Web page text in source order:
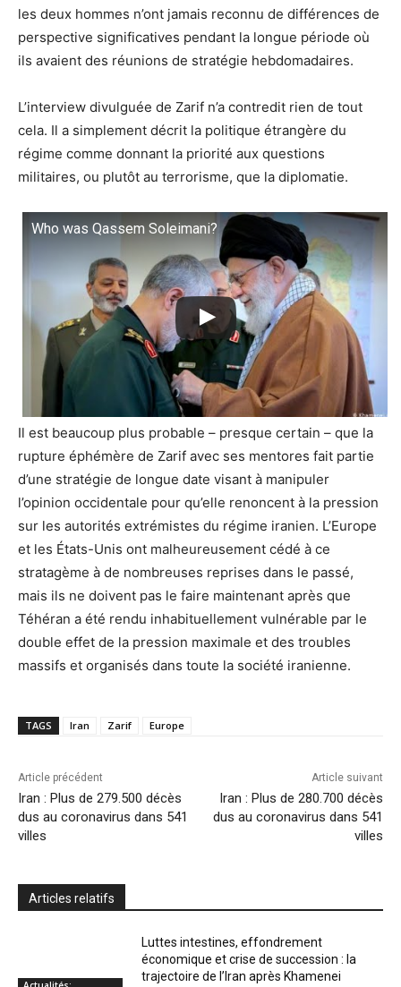
les deux hommes n’ont jamais reconnu de différences de
perspective significatives pendant la longue période où
ils avaient des réunions de stratégie hebdomadaires.
L’interview divulguée de Zarif n’a contredit rien de tout
cela. Il a simplement décrit la politique étrangère du
régime comme donnant la priorité aux questions
militaires, ou plutôt au terrorisme, que la diplomatie.
Who was Qassem Soleimani?
Il est beaucoup plus probable – presque certain – que la
rupture éphémère de Zarif avec ses mentores fait partie
d’une stratégie de longue date visant à manipuler
l’opinion occidentale pour qu’elle renoncent à la pression
sur les autorités extrémistes du régime iranien. L’Europe
et les États-Unis ont malheureusement cédé à ce
stratagème à de nombreuses reprises dans le passé,
mais ils ne doivent pas le faire maintenant après que
Téhéran a été rendu inhabituellement vulnérable par le
double effet de la pression maximale et des troubles
massifs et organisés dans toute la société iranienne.
TAGS Iran Zarif Europe
Article précédent
Iran : Plus de 279.500 décès
dus au coronavirus dans 541
villes
Article suivant
Iran : Plus de 280.700 décès
dus au coronavirus dans 541
villes
Articles relatifs
Luttes intestines, effondrement
économique et crise de succession : la
trajectoire de l’Iran après Khamenei